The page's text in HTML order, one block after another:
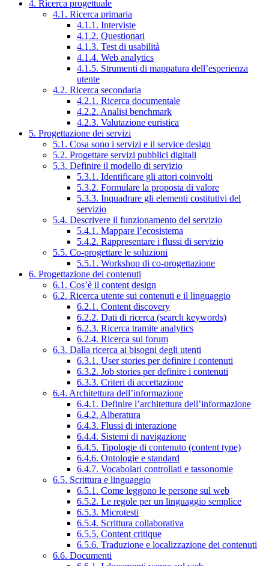
4. Ricerca progettuale
4.1. Ricerca primaria
4.1.1. Interviste
4.1.2. Questionari
4.1.3. Test di usabilità
4.1.4. Web analytics
4.1.5. Strumenti di mappatura dell’esperienza
utente
4.2. Ricerca secondaria
4.2.1. Ricerca documentale
4.2.2. Analisi benchmark
4.2.3. Valutazione euristica
5. Progettazione dei servizi
5.1. Cosa sono i servizi e il service design
5.2. Progettare servizi pubblici digitali
5.3. Definire il modello di servizio
5.3.1. Identificare gli attori coinvolti
5.3.2. Formulare la proposta di valore
5.3.3. Inquadrare gli elementi costitutivi del
servizio
5.4. Descrivere il funzionamento del servizio
5.4.1. Mappare l’ecosistema
5.4.2. Rappresentare i flussi di servizio
5.5. Co-progettare le soluzioni
5.5.1. Workshop di co-progettazione
6. Progettazione dei contenuti
6.1. Cos’è il content design
6.2. Ricerca utente sui contenuti e il linguaggio
6.2.1. Content discovery
6.2.2. Dati di ricerca (search keywords)
6.2.3. Ricerca tramite analytics
6.2.4. Ricerca sui forum
6.3. Dalla ricerca ai bisogni degli utenti
6.3.1. User stories per definire i contenuti
6.3.2. Job stories per definire i contenuti
6.3.3. Criteri di accettazione
6.4. Architettura dell’informazione
6.4.1. Definire l’architettura dell’informazione
6.4.2. Alberatura
6.4.3. Flussi di interazione
6.4.4. Sistemi di navigazione
6.4.5. Tipologie di contenuto (content type)
6.4.6. Ontologie e standard
6.4.7. Vocabolari controllati e tassonomie
6.5. Scrittura e linguaggio
6.5.1. Come leggono le persone sul web
6.5.2. Le regole per un linguaggio semplice
6.5.3. Microtesti
6.5.4. Scrittura collaborativa
6.5.5. Content critique
6.5.6. Traduzione e localizzazione dei contenuti
6.6. Documenti